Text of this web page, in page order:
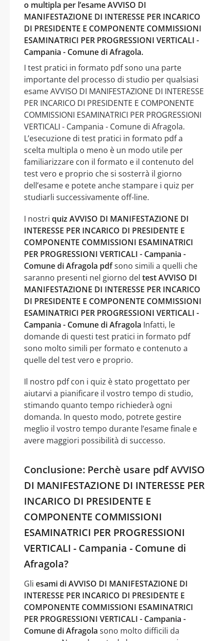
o multipla per l’esame AVVISO DI
MANIFESTAZIONE DI INTERESSE PER INCARICO
DI PRESIDENTE E COMPONENTE COMMISSIONI
ESAMINATRICI PER PROGRESSIONI VERTICALI -
Campania - Comune di Afragola.
I test pratici in formato pdf sono una parte
importante del processo di studio per qualsiasi
esame AVVISO DI MANIFESTAZIONE DI INTERESSE
PER INCARICO DI PRESIDENTE E COMPONENTE
COMMISSIONI ESAMINATRICI PER PROGRESSIONI
VERTICALI - Campania - Comune di Afragola.
L’esecuzione di test pratici in formato pdf a
scelta multipla o meno è un modo utile per
familiarizzare con il formato e il contenuto del
test vero e proprio che si sosterrà il giorno
dell’esame e potete anche stampare i quiz per
studiarli successivamente off-line.
I nostri quiz AVVISO DI MANIFESTAZIONE DI
INTERESSE PER INCARICO DI PRESIDENTE E
COMPONENTE COMMISSIONI ESAMINATRICI
PER PROGRESSIONI VERTICALI - Campania -
Comune di Afragola pdfsono simili a quelli che
saranno presenti nel giorno del test AVVISO DI
MANIFESTAZIONE DI INTERESSE PER INCARICO
DI PRESIDENTE E COMPONENTE COMMISSIONI
ESAMINATRICI PER PROGRESSIONI VERTICALI -
Campania - Comune di Afragola Infatti, le
domande di questi test pratici in formato pdf
sono molto simili per formato e contenuto a
quelle del test vero e proprio.
Il nostro pdf con i quiz è stato progettato per
aiutarvi a pianificare il vostro tempo di studio,
stimando quanto tempo richiederà ogni
domanda. In questo modo, potrete gestire
meglio il vostro tempo durante l’esame finale e
avere maggiori possibilità di successo.
Conclusione: Perchè usare pdf AVVISO
DI MANIFESTAZIONE DI INTERESSE PER
INCARICO DI PRESIDENTE E
COMPONENTE COMMISSIONI
ESAMINATRICI PER PROGRESSIONI
VERTICALI - Campania - Comune di
Afragola?
Gli esami di AVVISO DI MANIFESTAZIONE DI
INTERESSE PER INCARICO DI PRESIDENTE E
COMPONENTE COMMISSIONI ESAMINATRICI
PER PROGRESSIONI VERTICALI - Campania -
Comune di Afragola sono molto difficili da